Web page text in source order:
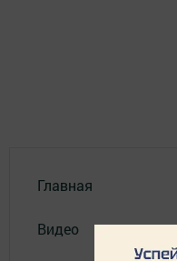
Главная
Видео